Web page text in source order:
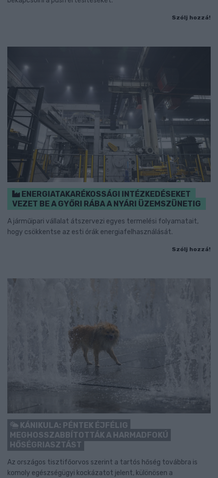
Szólj hozzá!
ENERGIATAKARÉKOSSÁGI INTÉZKEDÉSEKET
VEZET BE A GYŐRI RÁBA A NYÁRI ÜZEMSZÜNETIG
A járműipari vállalat átszervezi egyes termelési folyamatait,
hogy csökkentse az esti órák energiafelhasználását.
Szólj hozzá!
KÁNIKULA: PÉNTEK ÉJFÉLIG
MEGHOSSZABBÍTOTTÁK A HARMADFOKÚ
HŐSÉGRIASZTÁST
Az országos tisztifőorvos szerint a tartós hőség továbbra is
komoly egészségügyi kockázatot jelent, különösen a